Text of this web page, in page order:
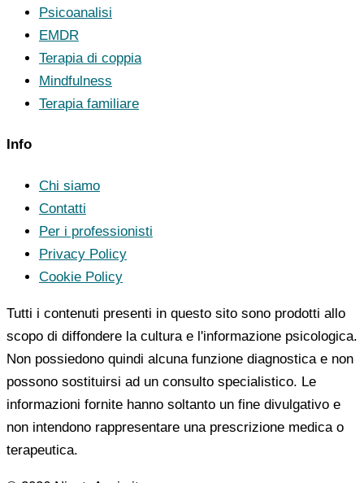
Psicoanalisi
EMDR
Terapia di coppia
Mindfulness
Terapia familiare
Info
Chi siamo
Contatti
Per i professionisti
Privacy Policy
Cookie Policy
Tutti i contenuti presenti in questo sito sono prodotti allo
scopo di diffondere la cultura e l'informazione psicologica.
Non possiedono quindi alcuna funzione diagnostica e non
possono sostituirsi ad un consulto specialistico. Le
informazioni fornite hanno soltanto un fine divulgativo e
non intendono rappresentare una prescrizione medica o
terapeutica.